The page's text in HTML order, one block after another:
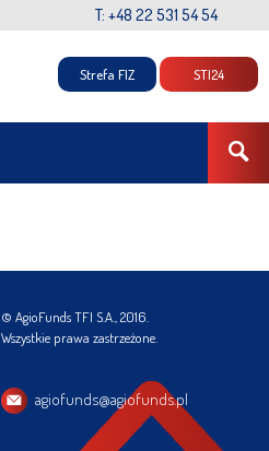
T: +48 22 531 54 54
Strefa FIZ STI24
© AgioFunds TFI S.A., 2016.
Wszystkie prawa zastrzeżone.
agiofunds@agiofunds.pl